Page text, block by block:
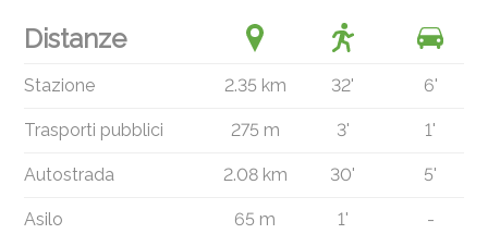
Distanze
Stazione 2.35 km 32' 6'
Trasporti pubblici 275 m 3' 1'
Autostrada 2.08 km 30' 5'
Asilo 65 m 1' -